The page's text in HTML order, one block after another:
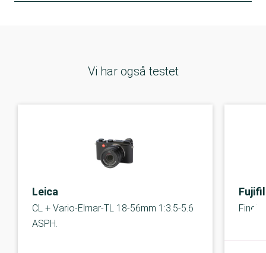
Vi har også testet
Leica
CL + Vario-Elmar-TL 18-56mm 1:3.5-5.6
ASPH.